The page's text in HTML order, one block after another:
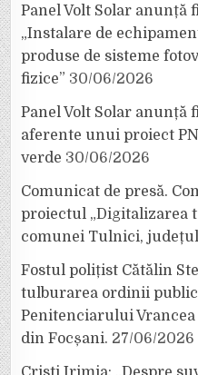
Panel Volt Solar
„Instalare de
produse de sisteme
fizice” 30/06/2026
Panel Volt Solar
aferente unui proiect
verde 30/06/2026
Comunicat de presă.
proiectul „Digitalizarea
comunei Tulnici, județul
Fostul polițist Cătălin
tulburarea ordinii
Penitenciarului
din Focșani. 27/06/2026